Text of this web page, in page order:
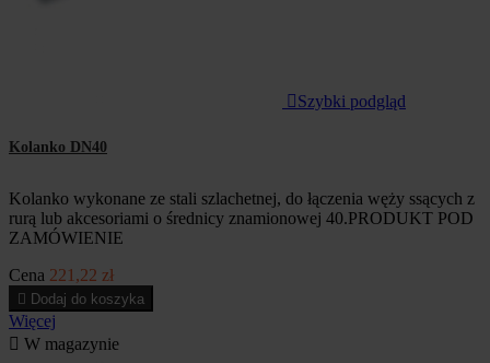
 Szybki podgląd
Kolanko DN40
Kolanko wykonane ze stali szlachetnej, do łączenia węży ssących z
rurą lub akcesoriami o średnicy znamionowej 40.PRODUKT POD
ZAMÓWIENIE
Cena 221,22 zł
 Dodaj do koszyka
Więcej
 W magazynie